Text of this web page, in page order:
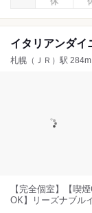
イタリアンダイ
札幌（ＪＲ）駅 284m
【完全個室】【喫
OK】リーズナブル